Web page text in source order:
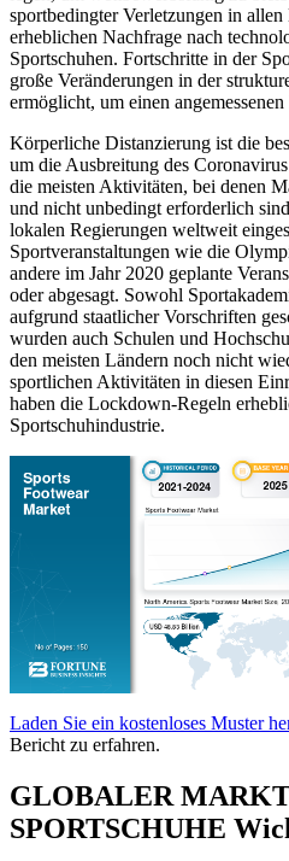
sportbedingter Verletzungen in
erheblichen Nachfrage nach
Sportschuhen. Fortschritte in der
große Veränderungen in der
ermöglicht, um einen
Körperliche Distanzierung ist die
um die Ausbreitung des
die meisten Aktivitäten, bei denen
und nicht unbedingt erforderlich
lokalen Regierungen weltweit
Sportveranstaltungen wie die
andere im Jahr 2020 geplante
oder abgesagt. Sowohl
aufgrund staatlicher Vorschriften
wurden auch Schulen und
den meisten Ländern noch nicht
sportlichen Aktivitäten in diesen
haben die Lockdown-Regeln
Sportschuhindustrie.
Laden Sie ein kostenloses Muster
Bericht zu erfahren.
GLOBALER
SPORTSCHUHE